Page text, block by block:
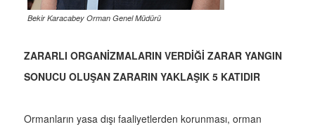
Bekir Karacabey Orman Genel Müdürü
ZARARLI ORGANİZMALARIN VERDİĞİ ZARAR YANGIN
SONUCU OLUŞAN ZARARIN YAKLAŞIK 5 KATIDIR
Ormanların yasa dışı faaliyetlerden korunması, orman